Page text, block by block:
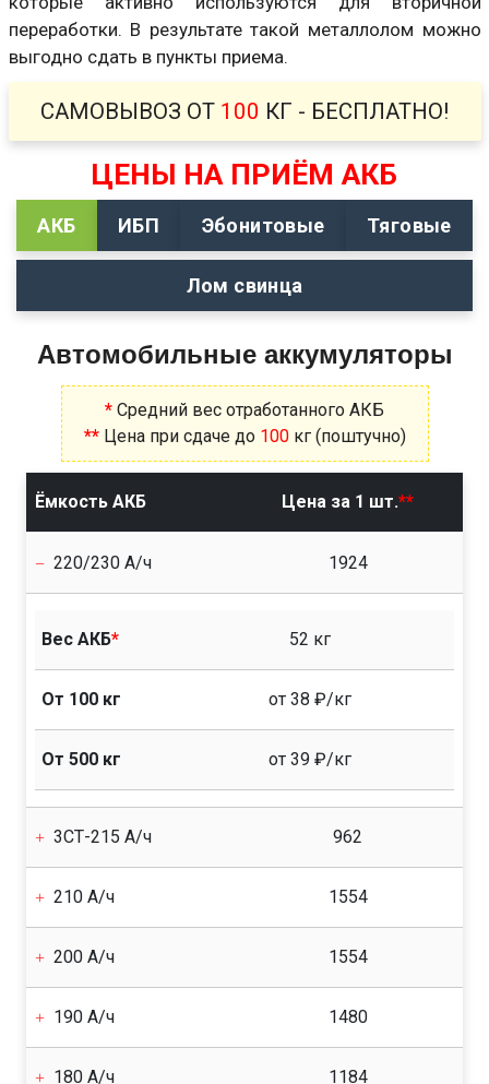
переработки. В результате такой металлолом можно
выгодно сдать в пункты приема.
САМОВЫВОЗ ОТ 100 КГ - БЕСПЛАТНО!
ЦЕНЫ НА ПРИЁМ АКБ
АКБ ИБП Эбонитовые Тяговые
Лом свинца
Автомобильные аккумуляторы
* Средний вес отработанного АКБ
**Цена при сдаче до 100кг (поштучно)
Ёмкость АКБ Цена за 1 шт.**
220/230 А/ч 1924
Вес АКБ* 52 кг
От 100 кг от 38 ₽/кг
От 500 кг от 39 ₽/кг
3СТ-215 А/ч 962
210 А/ч 1554
200 А/ч 1554
190 А/ч 1480
180 А/ч 1184